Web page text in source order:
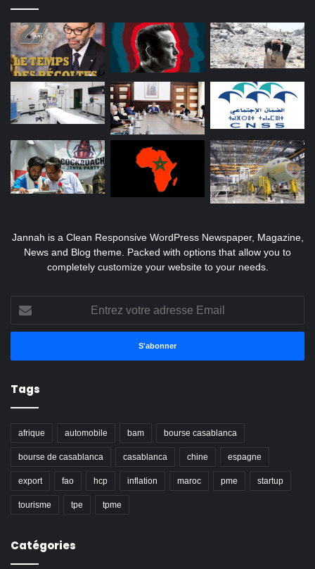
Jannah is a Clean Responsive WordPress Newspaper, Magazine,
News and Blog theme. Packed with options that allow you to
completely customize your website to your needs.
votre
adresse
Tags
afrique automobile bam bourse casablanca
bourse de casablanca casablanca chine espagne
export fao hcp inflation maroc pme startup
tourisme tpe tpme
Catégories